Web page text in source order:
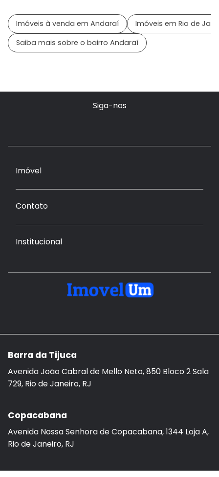
Imóveis à venda em Andaraí
Imóveis em Rio de
Saiba mais sobre o bairro Andaraí
Siga-nos
Imóvel
Contato
Institucional
Barra da Tijuca
Avenida João Cabral de Mello Neto, 850 Bloco 2 Sala
729, Rio de Janeiro, RJ
Copacabana
Avenida Nossa Senhora de Copacabana, 1344 Loja A,
Rio de Janeiro, RJ